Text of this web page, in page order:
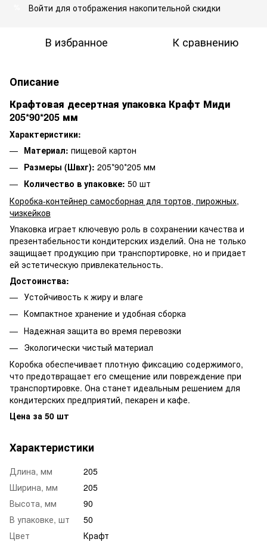
Войти для отображения накопительной скидки
В избранное К сравнению
Описание
Крафтовая десертная упаковка Крафт Миди
205*90*205 мм
Характеристики:
Материал: пищевой картон
Размеры (Швхг): 205*90*205 мм
Количество в упаковке: 50 шт
Коробка-контейнер самосборная для тортов, пирожных,
чизкейков
Упаковка играет ключевую роль в сохранении качества и
презентабельности кондитерских изделий. Она не только
защищает продукцию при транспортировке, но и придает
ей эстетическую привлекательность.
Достоинства:
Устойчивость к жиру и влаге
Компактное хранение и удобная сборка
Надежная защита во время перевозки
Экологически чистый материал
Коробка обеспечивает плотную фиксацию содержимого,
что предотвращает его смещение или повреждение при
транспортировке. Она станет идеальным решением для
кондитерских предприятий, пекарен и кафе.
Цена за 50 шт
Характеристики
Длина, мм
205
Ширина, мм
205
Высота, мм
90
В упаковке, шт
50
Цвет
Крафт